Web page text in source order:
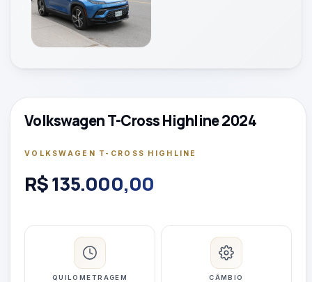
Volkswagen T-Cross Highline 2024
VOLKSWAGEN T-CROSS HIGHLINE
R$ 135.000,00
QUILOMETRAGEM CÂMBIO